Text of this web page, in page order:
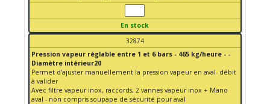
En stock
32874
Pression vapeur réglable entre 1 et 6 bars - 465 kg/heure - -
Diamètre intérieur20
Permet d'ajuster manuellement la pression vapeur en aval- débit
à valider
Avec filtre vapeur inox, raccords, 2 vannes vapeur inox + Mano
aval - non compris soupape de sécurité pour aval